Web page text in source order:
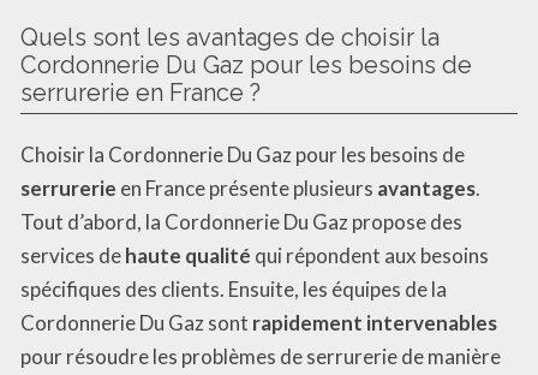
Quels sont les avantages de choisir la
Cordonnerie Du Gaz pour les besoins de
serrurerie en France ?
Choisir la Cordonnerie Du Gaz pour les besoins de
serrurerie en France présente plusieurs avantages.
Tout d’abord, la Cordonnerie Du Gaz propose des
services dehaute qualité qui répondent aux besoins
spécifiques des clients. Ensuite, les équipes de la
Cordonnerie Du Gaz sont rapidement intervenables
pour résoudre les problèmes de serrurerie de manière